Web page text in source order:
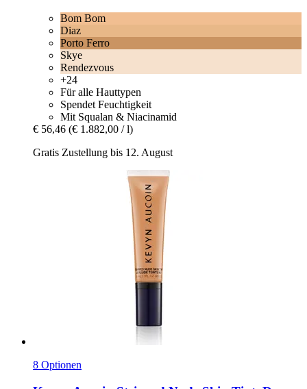
Bom Bom
Diaz
Porto Ferro
Skye
Rendezvous
+24
Für alle Hauttypen
Spendet Feuchtigkeit
Mit Squalan & Niacinamid
€ 56,46 (€ 1.882,00 / l)
Gratis Zustellung bis 12. August
8 Optionen